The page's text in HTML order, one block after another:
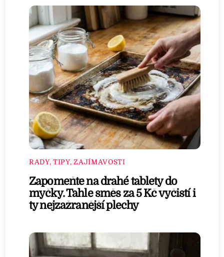
RADY, TIPY, ZAJÍMAVOSTI
Zapomeňte na drahé tablety do
myčky. Tahle směs za 5 Kč vyčistí i
ty nejzažranější plechy